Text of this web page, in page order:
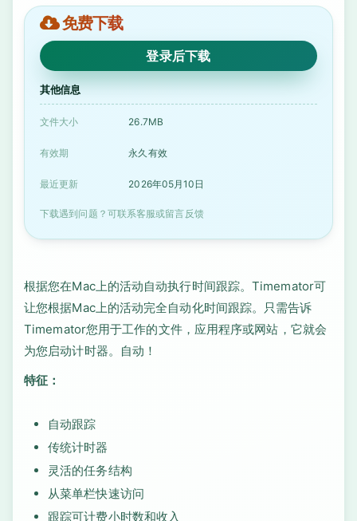
免费下载
登录后下载
其他信息
文件大小 26.7MB
有效期 永久有效
最近更新 2026年05月10日
下载遇到问题？可联系客服或留言反馈
根据您在Mac上的活动自动执行时间跟踪。Timemator可
让您根据Mac上的活动完全自动化时间跟踪。只需告诉
Timemator您用于工作的文件，应用程序或网站，它就会
为您启动计时器。自动！
特征：
自动跟踪
传统计时器
灵活的任务结构
从菜单栏快速访问
跟踪可计费小时数和收入